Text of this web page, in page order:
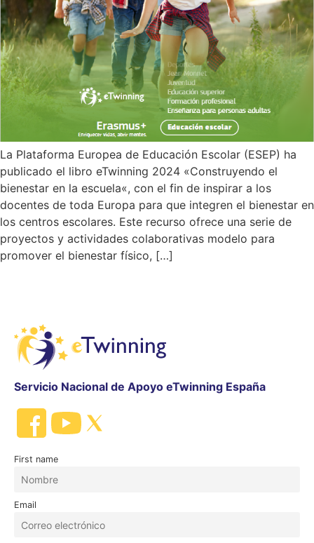
La Plataforma Europea de Educación Escolar (ESEP) ha
publicado el libro eTwinning 2024 «Construyendo el
bienestar en la escuela«, con el fin de inspirar a los
docentes de toda Europa para que integren el bienestar en
los centros escolares. Este recurso ofrece una serie de
proyectos y actividades colaborativas modelo para
promover el bienestar físico, […]
Servicio Nacional de Apoyo eTwinning España
First name
Email